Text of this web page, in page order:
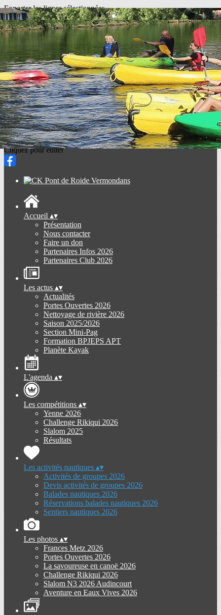
Exporter les lignes sélectionnées
Exporter toutes les colonnes
Exporter uniquement les colonnes affichées
Menu
<
>
Activités de groupes 2026
Devis activités de groupes 2026
Balades nautiques 2026
Réservations balades nautiques 2026
Sentiers nautiques 2026
Ajoutez un logo, un bouton, des réseaux sociaux
Cliquez pour éditer
Accueil ▴▾
Présentation
Nous contacter
Faire un don
Partenaires Infos 2026
Partenaires Club 2026
Les actus ▴▾
Actualités
Portes Ouvertes 2026
Nettoyage de rivière 2026
Saison 2025/2026
Section Mini-Pag
Formation BPJEPS APT
Planète Kayak
L'agenda ▴▾
Les compétitions ▴▾
Yenne 2026
Challenge Rikiqui 2026
Slalom 2025
Résultats
Les activités nautiques ▴▾
Activités de groupes 2026
Devis activités de groupes 2026
Balades nautiques 2026
Réservations balades nautiques 2026
Sentiers nautiques 2026
Les photos ▴▾
Frances Metz 2026
Portes Ouvertes 2026
La savoureuse en canoë 2026
Challenge Rikiqui 2026
Slalom N3 2026 Audincourt
Aventure en Eaux Vives 2026